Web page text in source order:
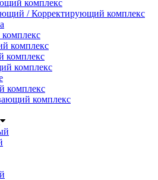
комплекс
/ Корректирующий комплекс
комплекс
комплекс
комплекс
комплекс
комплекс